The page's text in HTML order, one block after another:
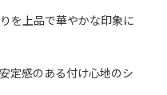
を上品で華やかな印象に
定感のある付け心地のシ